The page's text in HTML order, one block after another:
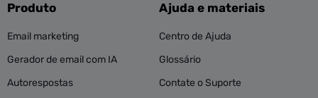
Produto
Email marketing
Gerador de email com IA
Autorespostas
Ajuda e materiais
Centro de Ajuda
Glossário
Contate o Suporte